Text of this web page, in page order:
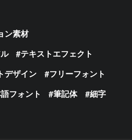
ン素材
テキストエフェクト
デザイン
フリーフォント
フォント 筆記体
細字